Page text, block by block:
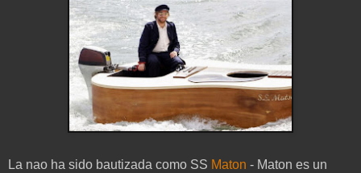
La nao ha sido bautizada como SS Maton - Maton es un